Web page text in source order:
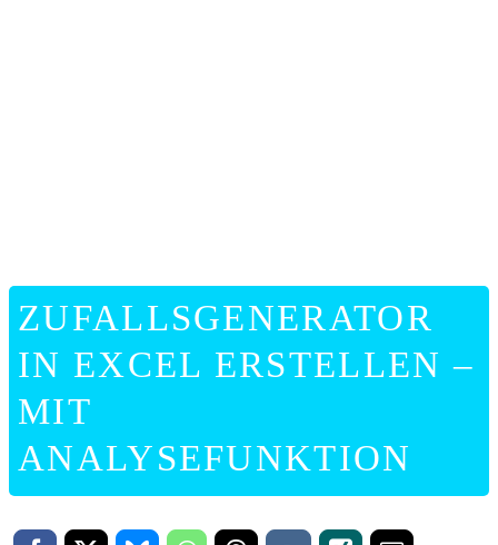
ZUFALLSGENERATOR
IN EXCEL ERSTELLEN –
MIT
ANALYSEFUNKTION